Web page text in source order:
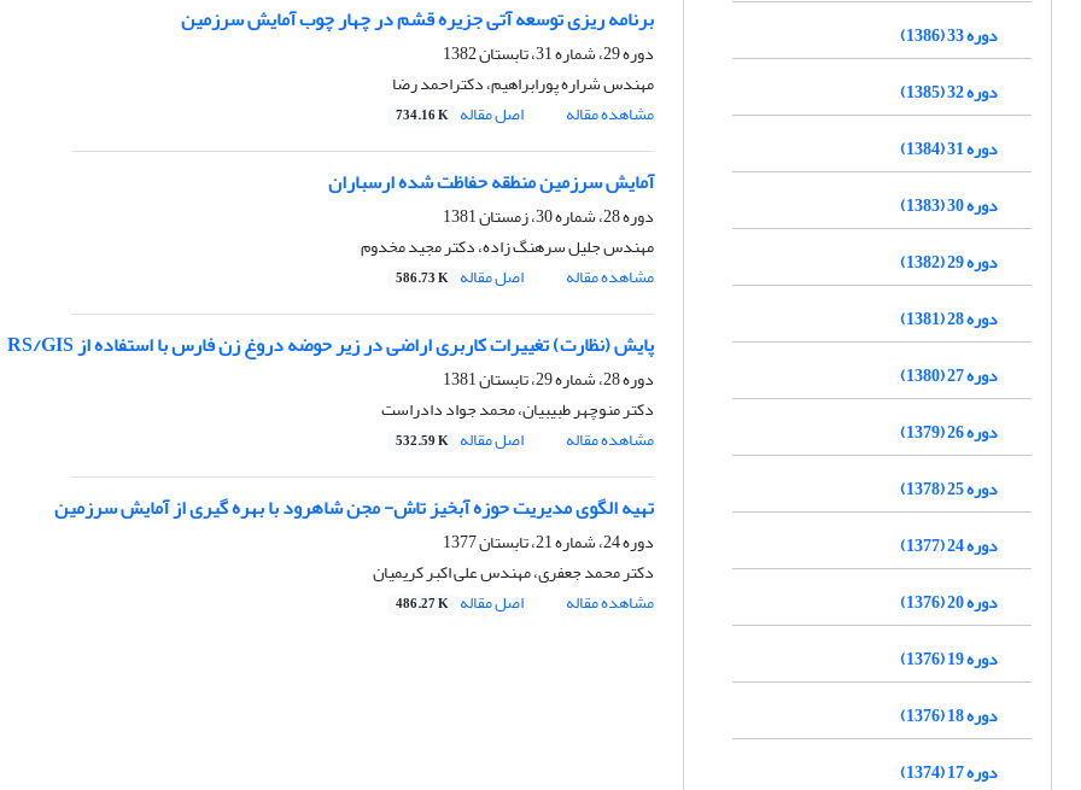
برنامه ریزی توسعه آتی جزیره قشم در چهار چوب آمایش سرزمین
دوره 29، شماره 31، تابستان 1382
مهندس شراره پورابراهیم، دکتراحمد رضا
مشاهده مقاله
اصل مقاله 734.16 K
آمایش سرزمین منطقه حفاظت شده ارسباران
دوره 28، شماره 30، زمستان 1381
مهندس جلیل سرهنگ زاده، دکتر مجید مخدوم
مشاهده مقاله
اصل مقاله 586.73 K
پایش (نظارت) تغییرات کاربری اراضی در زیر حوضه دروغ زن فارس با استفاده از RS/GIS
دوره 28، شماره 29، تابستان 1381
دکتر منوچهر طبیبیان، محمد جواد دادراست
مشاهده مقاله
اصل مقاله 532.59 K
تهیه الگوی مدیریت حوزه آبخیز تاش- مجن شاهرود با بهره گیری از آمایش سرزمین
دوره 24، شماره 21، تابستان 1377
دکتر محمد جعفری، مهندس علی اکبر کریمیان
مشاهده مقاله
اصل مقاله 486.27 K
دوره 33 (1386)
دوره 32 (1385)
دوره 31 (1384)
دوره 30 (1383)
دوره 29 (1382)
دوره 28 (1381)
دوره 27 (1380)
دوره 26 (1379)
دوره 25 (1378)
دوره 24 (1377)
دوره 20 (1376)
دوره 19 (1376)
دوره 18 (1376)
دوره 17 (1374)